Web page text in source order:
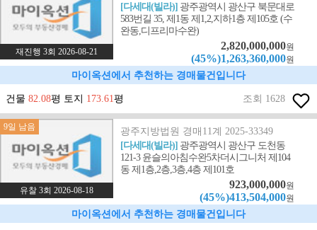
재진행 3회 2026-08-21
[다세대(빌라)] 광주광역시 광산구 북문대로
583번길 35, 제1동 제1,2,지하1층 제105호 (수
완동,디프리마수완)
2,820,000,000원
(45%)1,263,360,000원
마이옥션에서 추천하는 경매물건입니다
건물 82.08평 토지 173.61평 조회 1628
9일 남음
유찰 3회 2026-08-18
광주지방법원 경매11계 2025-33349
[다세대(빌라)] 광주광역시 광산구 도천동
121-3 윤슬의아침수완5차더시그니처 제104
동 제1층,2층,3층,4층 제101호
923,000,000원
(45%)413,504,000원
마이옥션에서 추천하는 경매물건입니다